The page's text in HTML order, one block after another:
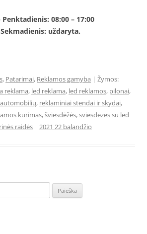
08:00 – 17:00
uždaryta.
, Patarimai, Reklamos gamyba | Žymos:
reklama, led reklama, led reklamos, pilonai,
, reklaminiai stendai ir skydai,
kurimas,šviesdėžės,sviesdezes su led
raidės | 2021 22 balandžio